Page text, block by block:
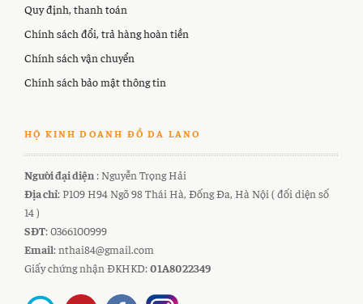
Quy định, thanh toán
Chính sách đổi, trả hàng hoàn tiền
Chính sách vận chuyển
Chính sách bảo mật thông tin
HỘ KINH DOANH ĐỒ DA LANO
Người đại diện : Nguyễn Trọng Hải
Địa chỉ: P109 H94 Ngõ 98 Thái Hà, Đống Đa, Hà Nội ( đối diện số
14 )
SĐT: 0366100999
Email: nthai84@gmail.com
Giấy chứng nhận ĐKHKD:01A8022349